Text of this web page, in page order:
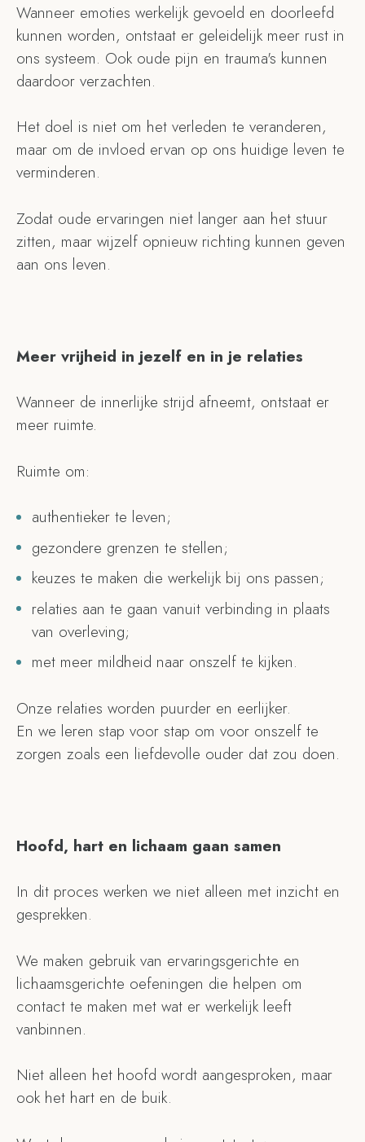
Wanneer emoties werkelijk gevoeld en doorleefd
kunnen worden, ontstaat er geleidelijk meer rust in
ons systeem. Ook oude pijn en trauma's kunnen
daardoor verzachten.
Het doel is niet om het verleden te veranderen,
maar om de invloed ervan op ons huidige leven te
verminderen.
Zodat oude ervaringen niet langer aan het stuur
zitten, maar wijzelf opnieuw richting kunnen geven
aan ons leven.
Meer vrijheid in jezelf en in je relaties
Wanneer de innerlijke strijd afneemt, ontstaat er
meer ruimte.
Ruimte om:
authentieker te leven;
gezondere grenzen te stellen;
keuzes te maken die werkelijk bij ons passen;
relaties aan te gaan vanuit verbinding in plaats
van overleving;
met meer mildheid naar onszelf te kijken.
Onze relaties worden puurder en eerlijker.
En we leren stap voor stap om voor onszelf te
zorgen zoals een liefdevolle ouder dat zou doen.
Hoofd, hart en lichaam gaan samen
In dit proces werken we niet alleen met inzicht en
gesprekken.
We maken gebruik van ervaringsgerichte en
lichaamsgerichte oefeningen die helpen om
contact te maken met wat er werkelijk leeft
vanbinnen.
Niet alleen het hoofd wordt aangesproken, maar
ook het hart en de buik.